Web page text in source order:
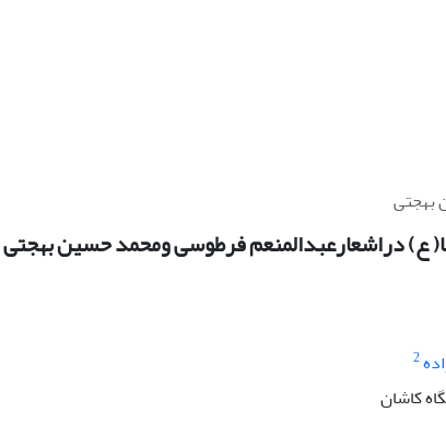
بهجتی
ع) دراشعارعبدالمنعم فرطوسی ومحمد حسین بهجتی
2
کاشان